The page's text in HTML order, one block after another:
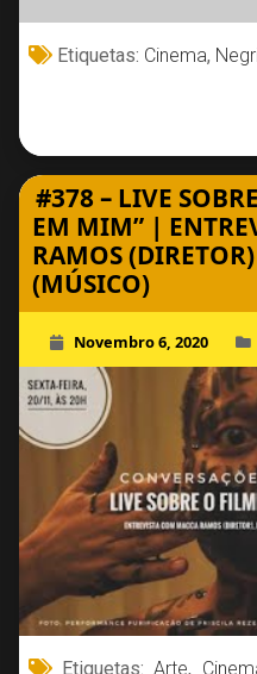
Etiquetas: Cinema,
#378 – LIVE
EM MIM” |
RAMOS
(MÚSICO)
Novembro 6, 2020
Etiquetas:Arte,